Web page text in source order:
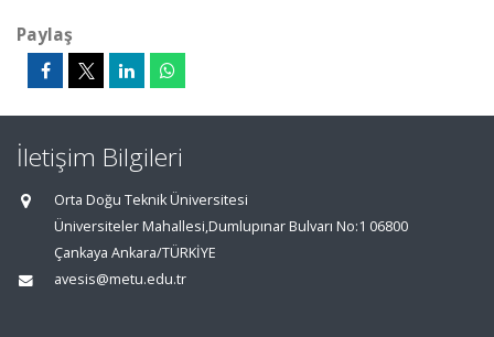
Paylaş
İletişim Bilgileri
Orta Doğu Teknik Üniversitesi
Üniversiteler Mahallesi,Dumlupınar Bulvarı No:1 06800
Çankaya Ankara/TÜRKİYE
avesis@metu.edu.tr